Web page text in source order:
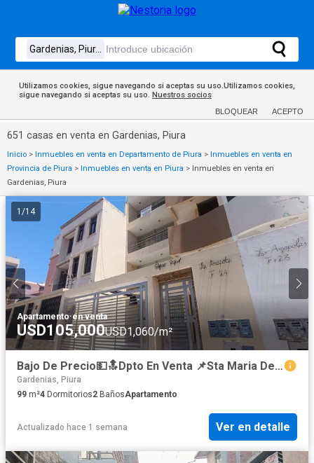
Utilizamos cookies, sigue navegando si aceptas su uso.Utilizamos cookies,
sigue navegando si aceptas su uso. Nuestros socios
BLOQUEAR ACEPTO
651 casas en venta en Gardenias, Piura
Inicio > Inmuebles en venta en Departamento de Piura > Inmuebles en venta en
Provincia de Piura > Inmuebles en venta en Piura > Inmuebles en venta en
Gardenias, Piura
1 /14
Apartamento·en venta
USD105,000USD1,060/m²
Bajo De Precio💵🔝Dpto En Venta 📌Sta Maria Del Pinar Etapa Ii 🛣️Calle Las Amapolas 📐A.T. 99 M² ➕ Cochera 🚗
Gardenias, Piura
99 m²4 Dormitorios2 BañosApartamento
Actualizado hace 1 semana Ver en detalle